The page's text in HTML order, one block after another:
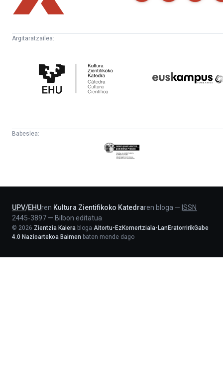
Argitaratzailea:
Zientifikoko
Katedra
Babeslea:
Eusko
Jaurlaritza
UPV/EHUren Kultura Zientifikoko Katedraren bloga — ISSN
2445-3897 — Bilbon editatua
© 2026 Zientzia Kaiera bloga Aitortu-EzKomertziala-LanEratorririkGabe
4.0 Nazioartekoa Baimen baten mende dago